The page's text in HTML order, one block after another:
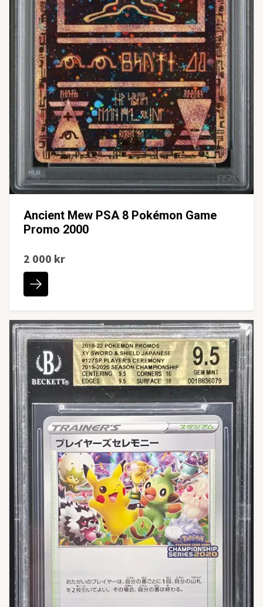
Ancient Mew PSA 8 Pokémon Game
Promo 2000
2 000 kr